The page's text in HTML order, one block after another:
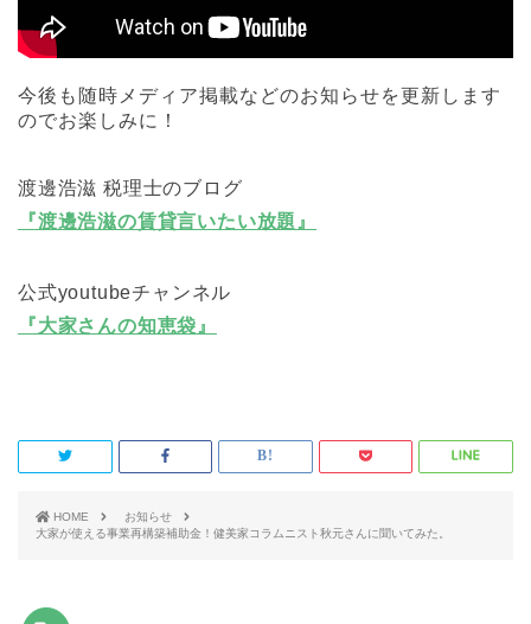
今後も随時メディア掲載などのお知らせを更新します
のでお楽しみに！
渡邊浩滋 税理士のブログ
『渡邊浩滋の賃貸言いたい放題』
公式youtubeチャンネル
『大家さんの知恵袋』
HOME
お知らせ
大家が使える事業再構築補助金！健美家コラムニスト秋元さんに聞いてみた。